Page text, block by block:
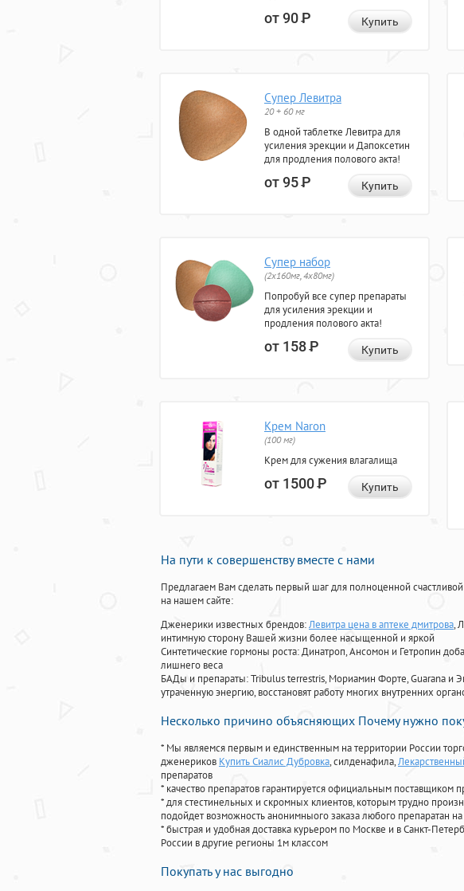
от 90Р Купить
Супер Левитра
20 + 60 мг
В одной таблетке Левитра для
усиления эрекции и Дапоксетин
для продления полового акта!
от 95Р Купить
Супер набор
(2х160мг, 4х80мг)
Попробуй все супер препараты
для усиления эрекции и
продления полового акта!
от 158Р Купить
Крем Naron
(100 мг)
Крем для сужения влагалища
от 1500Р Купить
На пути к совершенству вместе с нами
Предлагаем Вам сделать первый шаг для полноценной
на нашем сайте:
Дженерики известных брендов:Левитра цена в аптеке дмитрова,
интимную сторону Вашей жизни более насыщенной и яркой
Синтетические гормоны роста: Динатроп, Ансомон и Гетропин
лишнего веса
БАДы и препараты:Tribulus terrestris, Мориамин Форте, Guarana и
утраченную энергию, восстановят работу многих внутренних
Несколько причино объясняющих Почему нужно
* Мы являемся первым и единственным на территории России
дженериков Купить Сиалис Дубровка, силденафила,
препаратов
* качество препаратов гарантируется официальным
* для стестинельных и скромных клиентов, которым трудно
подойдет возможность анонимныого заказа любого препаратан
* быстрая и удобная доставка курьером по Москве и в Санкт-
России в другие регионы 1м классом
Покупать у нас выгодно